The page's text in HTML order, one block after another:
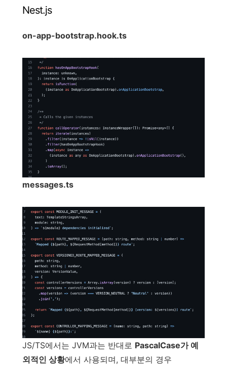
Nest.js
on-app-bootstrap.hook.ts
messages.ts
JS/TS에서는 JVM과는 반대로 PascalCase가 예
외적인 상황에서 사용되며, 대부분의 경우